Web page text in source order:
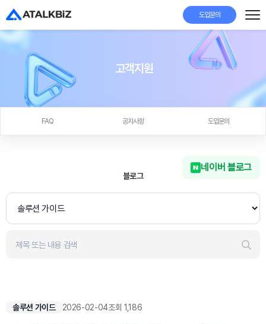
도입문의
고객지원
FAQ 공지사항 도입문의
블로그
네이버 블로그
솔루션 가이드 2026-02-04조회 1,186